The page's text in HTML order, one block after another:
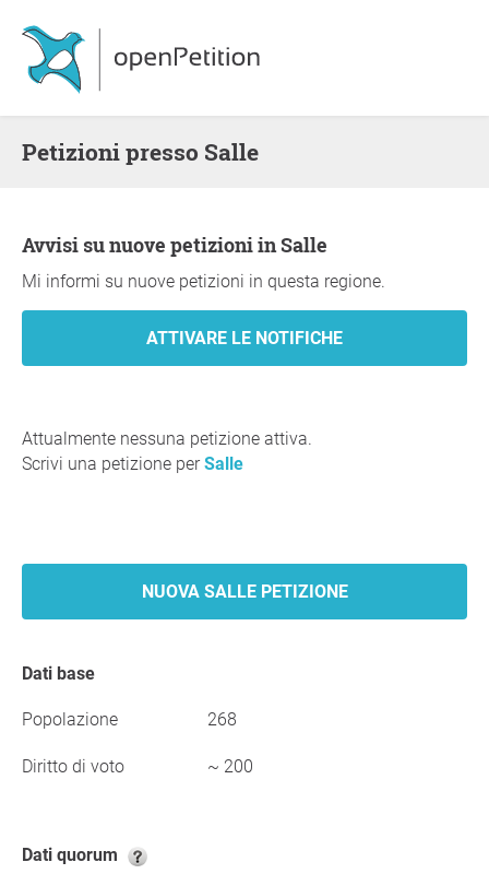
Petizioni presso Salle
Avvisi su nuove petizioni in Salle
Mi informi su nuove petizioni in questa regione.
Attualmente nessuna petizione attiva.
Scrivi una petizione perSalle
NUOVA SALLE PETIZIONE
Dati base
Popolazione 268
Diritto di voto ~ 200
Dati quorum